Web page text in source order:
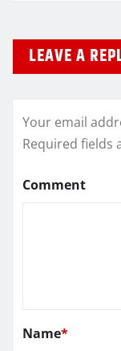
LEAVE A
Your email
Required fields
Comment
Name*